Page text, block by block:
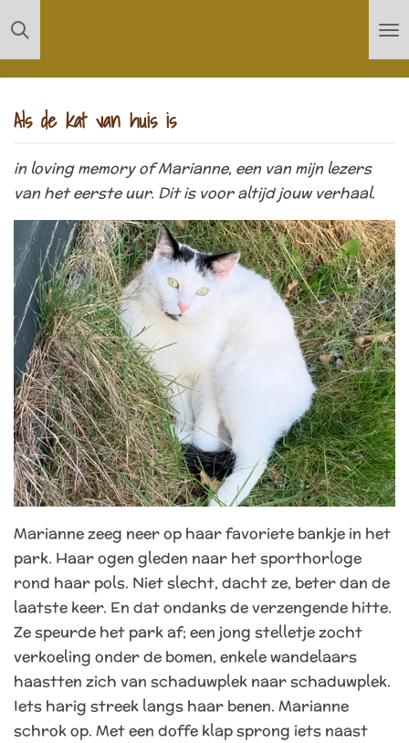
Ga
hoofdinhoud
Als de kat van huis is
in loving memory of Marianne, een van mijn lezers
van het eerste uur. Dit is voor altijd jouw verhaal.
Marianne zeeg neer op haar favoriete bankje in het
park. Haar ogen gleden naar het sporthorloge
rond haar pols. Niet slecht, dacht ze, beter dan de
laatste keer. En dat ondanks de verzengende hitte.
Ze speurde het park af; een jong stelletje zocht
verkoeling onder de bomen, enkele wandelaars
haastten zich van schaduwplek naar schaduwplek.
Iets harig streek langs haar benen. Marianne
schrok op. Met een doffe klap sprong iets naast